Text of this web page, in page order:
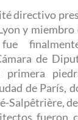
directivo
y
de
primera
de París,
Salpêtrière,
fueron